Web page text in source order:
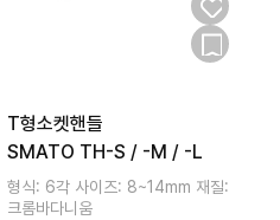
T형소켓핸들
SMATO TH-S / -M / -L
형식: 6각 사이즈: 8~14mm 재질:
크롬바다니움